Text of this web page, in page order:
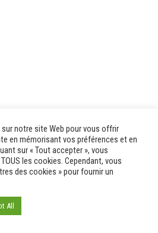
de culture
notre site Web pour vous offrir
en mémorisant vos préférences et en
sur « Tout accepter », vous
les cookies. Cependant, vous
des cookies » pour fournir un
All